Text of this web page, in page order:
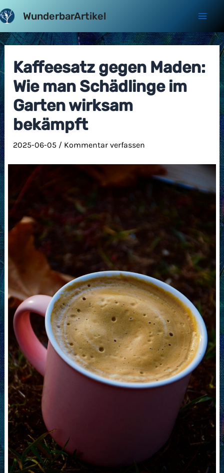
Zum
Inhalt
springen
WunderbarArtikel
Kaffeesatz gegen Maden:
Wie man Schädlinge im
Garten wirksam
bekämpft
2025-06-05 / Kommentar verfassen